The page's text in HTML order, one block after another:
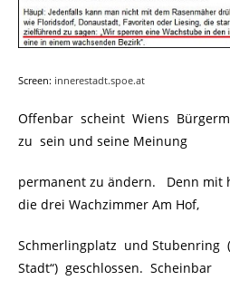
Screen: innerestadt.spoe.at
Offenbar scheint Wiens
zu sein und seine Meinung
permanent zu ändern. Denn mit
die drei Wachzimmer Am Hof,
Schmerlingplatz und Stubenring
Stadt“) geschlossen. Scheinbar